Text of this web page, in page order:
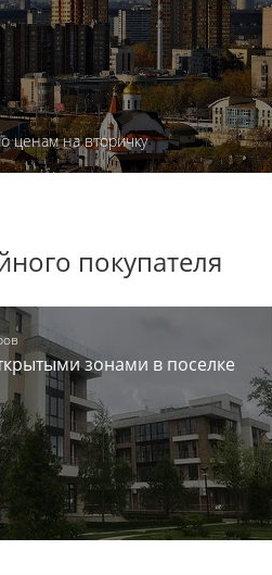
ценам на вторичку
покупателя
зонами в поселке